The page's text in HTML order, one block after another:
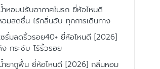
หอมปรับอากาศในรถ ยี่ห้อไหนดี
มสดชื่น ไร้กลิ่นอับ ทุกการเดินทาง
รั่มลดริ้วรอย40+ ยี่ห้อไหนดี [2026]
กระชับ ไร้ริ้วรอย
ำยาถูพื้น ยี่ห้อไหนดี [2026] กลิ่นหอม